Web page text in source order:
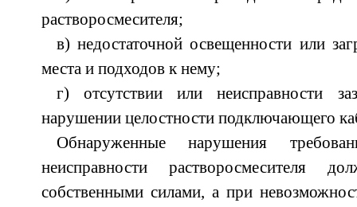
растворосмесителя;
в) недостаточной освещенности или
места и подходов к нему;
г) отсутствии или неисправности
нарушении целостности подключающего
Обнаруженные нарушения
неисправности растворосмесителя
собственными силами, а при